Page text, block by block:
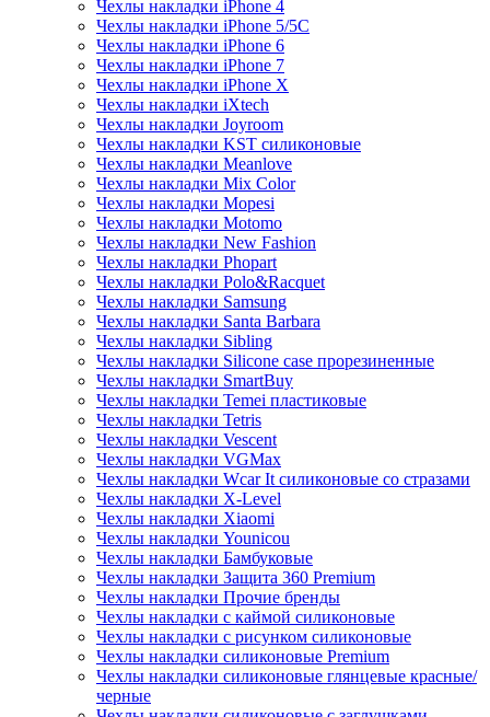
Чехлы накладки iPhone 4
Чехлы накладки iPhone 5/5С
Чехлы накладки iPhone 6
Чехлы накладки iPhone 7
Чехлы накладки iPhone X
Чехлы накладки iXtech
Чехлы накладки Joyroom
Чехлы накладки KST силиконовые
Чехлы накладки Meanlove
Чехлы накладки Mix Color
Чехлы накладки Mopesi
Чехлы накладки Motomo
Чехлы накладки New Fashion
Чехлы накладки Phopart
Чехлы накладки Polo&Racquet
Чехлы накладки Samsung
Чехлы накладки Santa Barbara
Чехлы накладки Sibling
Чехлы накладки Silicone case прорезиненные
Чехлы накладки SmartBuy
Чехлы накладки Temei пластиковые
Чехлы накладки Tetris
Чехлы накладки Vescent
Чехлы накладки VGMax
Чехлы накладки Wcar It силиконовые со стразами
Чехлы накладки X-Level
Чехлы накладки Xiaomi
Чехлы накладки Younicou
Чехлы накладки Бамбуковые
Чехлы накладки Защита 360 Premium
Чехлы накладки Прочие бренды
Чехлы накладки с каймой силиконовые
Чехлы накладки с рисунком силиконовые
Чехлы накладки силиконовые Premium
Чехлы накладки силиконовые глянцевые красные/
черные